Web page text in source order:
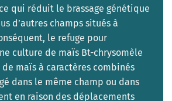
qui réduit le brassage génétique
d’autres champs situés à
le refuge pour
culture de maïs Bt-chrysomèle
de maïs à caractères combinés
dans le même champ ou dans
en raison des déplacements